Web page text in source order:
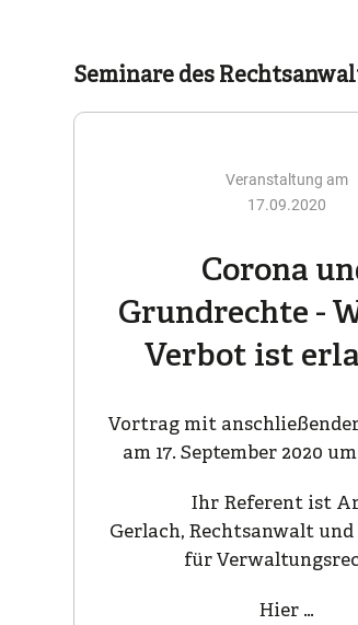
Seminare des
Veranstaltung am
17.09.2020
Corona
Grundrechte -
Verbot ist
Vortrag mit
am 17. September 2020
Ihr Referent ist
Gerlach, Rechtsanwalt
für
Hier …